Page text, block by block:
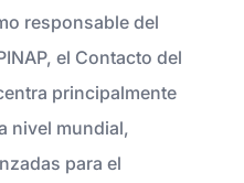
responsable del
el Contacto del
principalmente
nivel mundial,
para el